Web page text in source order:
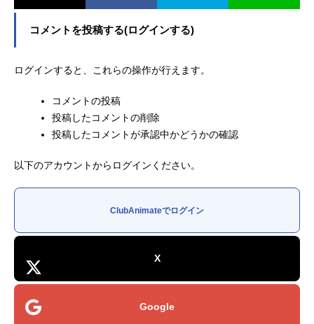
キングにて1位にランクインしまし
た！英語圏でもクランチロールのサ
と、日本国内だけでなく海外でも好
コメントを投稿する(ログインする)
ログインすると、これらの操作が行えます。
コメントの投稿
投稿したコメントの削除
投稿したコメントが承認中かどうかの確認
以下のアカウントからログインください。
ClubAnimateでログイン
X
Google